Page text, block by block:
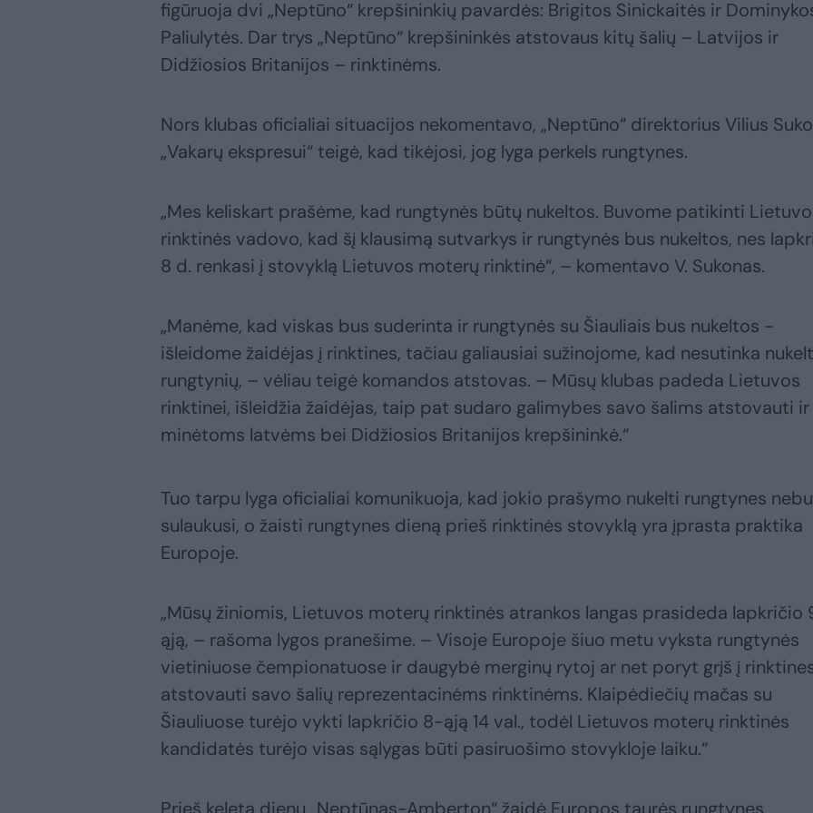
figūruoja dvi „Neptūno“ krepšininkių pavardės: Brigitos Sinickaitės ir
Paliulytės. Dar trys „Neptūno“ krepšininkės atstovaus kitų šalių – Latvijos ir
Didžiosios Britanijos – rinktinėms.
Nors klubas oficialiai situacijos nekomentavo, „Neptūno“ direktorius Vilius
„Vakarų ekspresui“ teigė, kad tikėjosi, jog lyga perkels rungtynes.
„Mes keliskart prašėme, kad rungtynės būtų nukeltos. Buvome patikinti
rinktinės vadovo, kad šį klausimą sutvarkys ir rungtynės bus nukeltos, nes
8 d. renkasi į stovyklą Lietuvos moterų rinktinė“, – komentavo V. Sukonas.
„Manėme, kad viskas bus suderinta ir rungtynės su Šiauliais bus nukeltos -
išleidome žaidėjas į rinktines, tačiau galiausiai sužinojome, kad nesutinka
rungtynių, – vėliau teigė komandos atstovas. – Mūsų klubas padeda Lietuvos
rinktinei, išleidžia žaidėjas, taip pat sudaro galimybes savo šalims atstovauti ir
minėtoms latvėms bei Didžiosios Britanijos krepšininkė.“
Tuo tarpu lyga oficialiai komunikuoja, kad jokio prašymo nukelti rungtynes
sulaukusi, o žaisti rungtynes dieną prieš rinktinės stovyklą yra įprasta praktika
Europoje.
„Mūsų žiniomis, Lietuvos moterų rinktinės atrankos langas prasideda lapkričio
ąją, – rašoma lygos pranešime. – Visoje Europoje šiuo metu vyksta rungtynės
vietiniuose čempionatuose ir daugybė merginų rytoj ar net poryt grįš į
atstovauti savo šalių reprezentacinėms rinktinėms. Klaipėdiečių mačas su
Šiauliuose turėjo vykti lapkričio 8-ąją 14 val., todėl Lietuvos moterų rinktinės
kandidatės turėjo visas sąlygas būti pasiruošimo stovykloje laiku.“
Prieš keletą dienų „Neptūnas-Amberton“ žaidė Europos taurės rungtynes